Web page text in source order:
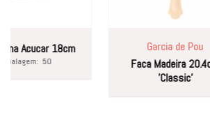
Acucar 18cm
50
Garcia de Pou
Faca Madeira 20.4cm
'Classic'